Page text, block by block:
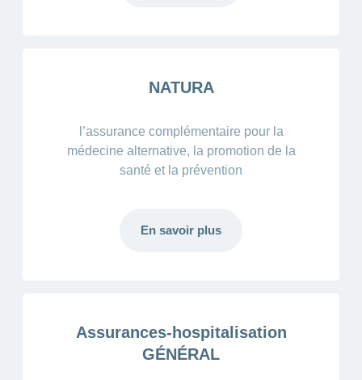
NATURA
l’assurance complémentaire pour la
médecine alternative, la promotion de la
santé et la prévention
En savoir plus
Assurances-hospitalisation
GÉNÉRAL